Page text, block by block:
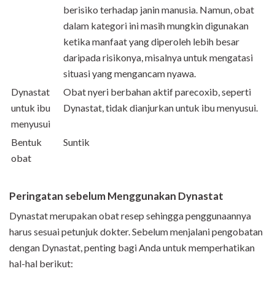
berisiko terhadap janin manusia. Namun, obat
dalam kategori ini masih mungkin digunakan
ketika manfaat yang diperoleh lebih besar
daripada risikonya, misalnya untuk mengatasi
situasi yang mengancam nyawa.
Dynastat
untuk ibu
menyusui
Obat nyeri berbahan aktif parecoxib, seperti
Dynastat, tidak dianjurkan untuk ibu menyusui.
Bentuk
obat
Suntik
Peringatan sebelum Menggunakan Dynastat
Dynastat merupakan obat resep sehingga penggunaannya
harus sesuai petunjuk dokter. Sebelum menjalani pengobatan
dengan Dynastat, penting bagi Anda untuk memperhatikan
hal-hal berikut: